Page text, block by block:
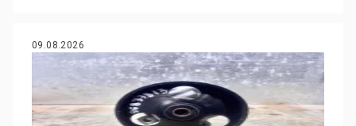
09.08.2026